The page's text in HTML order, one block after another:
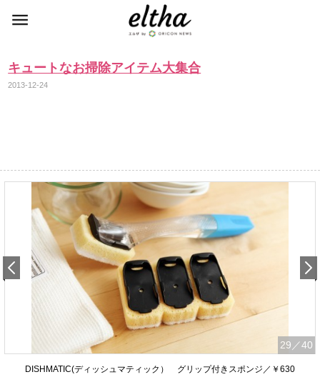
キュートなお掃除アイテム大集合
2013-12-24
29 ／40
DISHMATIC(ディッシュマティック） グリップ付きスポンジ／￥630